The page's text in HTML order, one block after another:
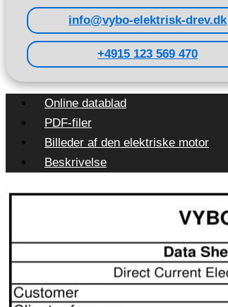
info@vybo-elektrisk-drev.dk
+4915 123 569 470
Online datablad
PDF-filer
Billeder af den elektriske motor
Beskrivelse